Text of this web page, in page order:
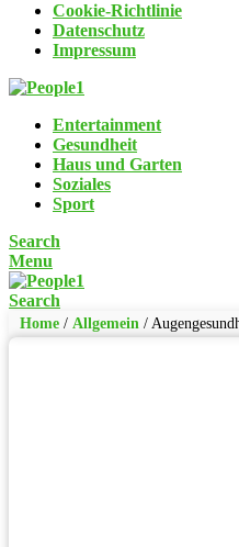
Cookie-Richtlinie
Datenschutz
Impressum
Entertainment
Gesundheit
Haus und Garten
Soziales
Sport
Search
Menu
Search
Home / Allgemein /